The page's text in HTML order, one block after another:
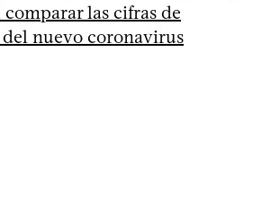
las cifras de
nuevo coronavirus